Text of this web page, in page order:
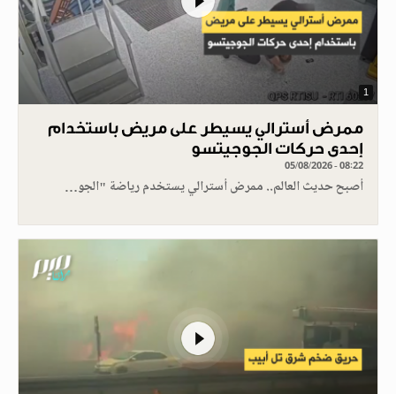
1
ممرض أسترالي يسيطر على مريض باستخدام
إحدى حركات الجوجيتسو
05/08/2026 - 08:22
أصبح حديث العالم.. ممرض أسترالي يستخدم رياضة "الجو…